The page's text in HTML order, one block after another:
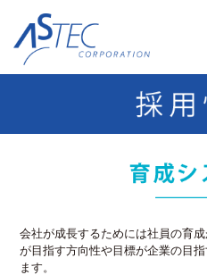
会社が成長するためには社員の育
が目指す方向性や目標が企業の目
ます。